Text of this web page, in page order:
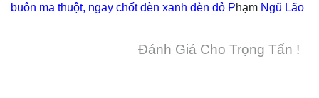
buôn ma thuột, ngay chốt đèn xanh đèn đỏ Phạm Ngũ Lão
Đánh Giá Cho Trọng Tấn !